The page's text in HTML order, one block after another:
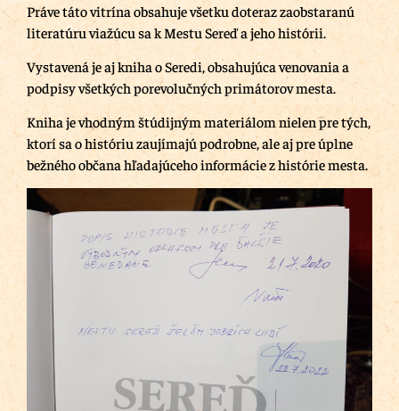
Práve táto vitrína obsahuje všetku doteraz zaobstaranú
literatúru viažúcu sa k Mestu Sereď a jeho histórii.
Vystavená je aj kniha o Seredi, obsahujúca venovania a
podpisy všetkých porevolučných primátorov mesta.
Kniha je vhodným štúdijným materiálom nielen pre tých,
ktorí sa o históriu zaujímajú podrobne, ale aj pre úplne
bežného občana hľadajúceho informácie z histórie mesta.